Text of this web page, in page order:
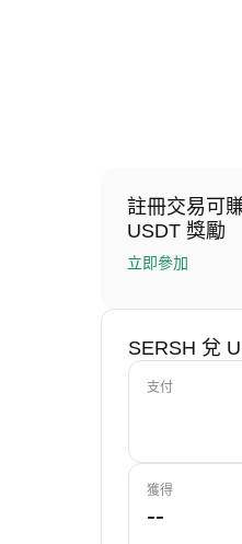
註冊交易可
USDT 獎勵
立即參加
SERSH 兌
支付
獲得